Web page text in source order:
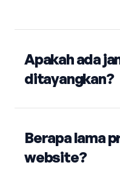
Apakah ada
ditayangkan?
Berapa lama
website?